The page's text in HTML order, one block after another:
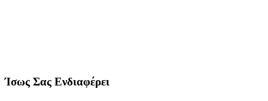
Ίσως Σας Ενδιαφέρει